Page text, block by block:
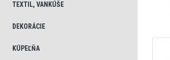
TEXTIL, VANKÚŠE
DEKORÁCIE
KÚPEĽŇA